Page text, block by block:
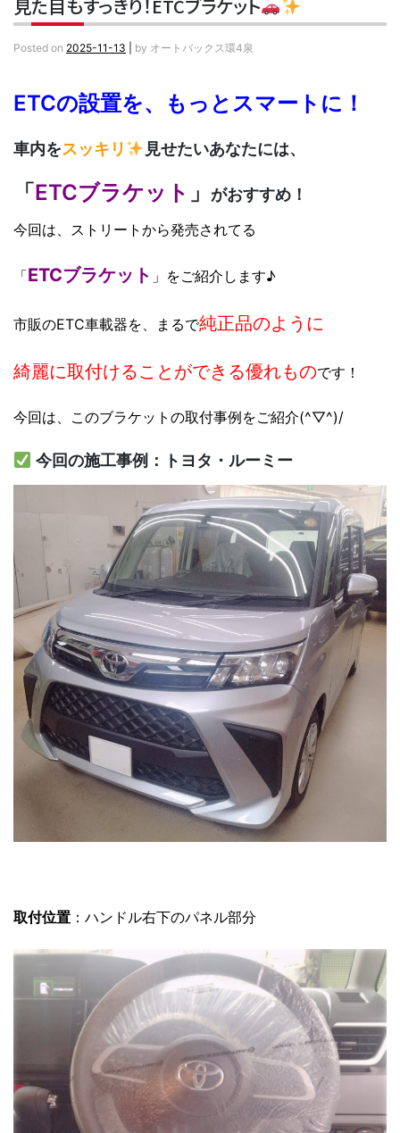
見た目もすっきり！ETCブラケット
Posted on 2025-11-13 by オートバックス環4泉
ETCの設置を、もっとスマートに！
車内をスッキリ 見せたいあなたには、
「ETCブラケット 」 がおすすめ！
今回は、ストリートから発売されてる
「ETCブラケット 」をご紹介します♪
市販のETC車載器を、まるで純正品のように
綺麗に取付けることができる優れものです！
今回は、このブラケットの取付事例をご紹介(^▽^)/
今回の施工事例：トヨタ・ルーミー
取付位置 ：ハンドル右下のパネル部分